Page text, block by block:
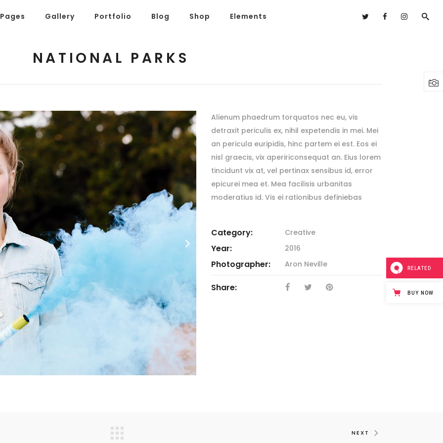
Pages Gallery Portfolio Blog Shop Elements
NATIONAL PARKS
Alienum phaedrum torquatos nec eu, vis
detraxit periculis ex, nihil expetendis in mei. Mei
an pericula euripidis, hinc partem ei est. Eos ei
nisl graecis, vix apeririconsequat an. Eius lorem
tincidunt vix at, vel pertinax sensibus id, error
epicurei mea et. Mea facilisis urbanitas
moderatius id. Vis ei rationibus definiebas
Category: Creative
Year: 2016
Photographer: Aron Neville
Share:
NEXT
RELATED
BUY NOW